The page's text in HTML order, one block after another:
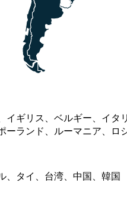
イギリス、ベルギー、イ
ーランド、ルーマニア、ロ
、タイ、台湾、中国、韓国